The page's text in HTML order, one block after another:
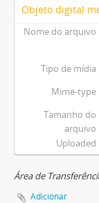
Objeto digital
Nome do arquivo
Tipo de mídia
Mime-type
Tamanho do
arquivo
Uploaded
Área de
Adicionar